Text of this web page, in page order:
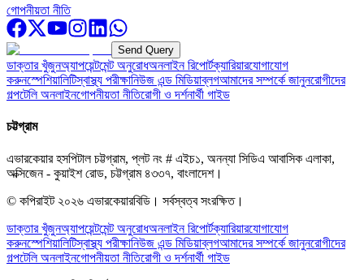
গোপনীয়তা নীতি
Send Query
ডাক্তার খুঁজুনঅ্যাপয়েন্টমেন্ট অনুরোধঅনলাইন রিপোর্টক্যারিয়ারযোগাযোগ
করুনস্পেশিয়ালিটিস্বাস্থ্য পরীক্ষানিউজ এন্ড মিডিয়াব্লগআমাদের সম্পর্কে জানুনরোগীদের
গল্পটেলি অনলাইনগোপনীয়তা নীতিরোগী ও দর্শনার্থী গাইড
চট্টগ্রাম
এভারকেয়ার হসপিটাল চট্টগ্রাম, প্লট নং # এইচ১, অনন্যা সিডিএ আবাসিক এলাকা,
অক্সিজেন - কুয়াইশ রোড, চট্টগ্রাম ৪৩৩৭, বাংলাদেশ।
© কপিরাইট ২০২৬ এভারকেয়ারবিডি। সর্বস্বত্ব সংরক্ষিত।
ডাক্তার খুঁজুনঅ্যাপয়েন্টমেন্ট অনুরোধঅনলাইন রিপোর্টক্যারিয়ারযোগাযোগ
করুনস্পেশিয়ালিটিস্বাস্থ্য পরীক্ষানিউজ এন্ড মিডিয়াব্লগআমাদের সম্পর্কে জানুনরোগীদের
গল্পটেলি অনলাইনগোপনীয়তা নীতিরোগী ও দর্শনার্থী গাইড